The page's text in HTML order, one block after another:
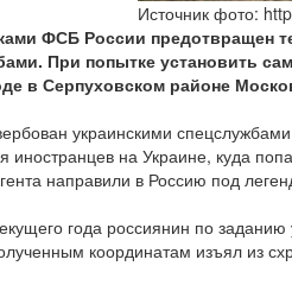
Источник фото:
ФСБ России предотвращен
При попытке установить
в Серпуховском районе
украинскими
иностранцев на Украине, куда
направили в Россию под
года россиянин по
координатам изъял из